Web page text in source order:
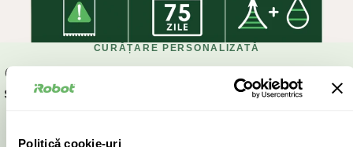
Politică cookie-uri
CURĂȚARE PERSONALIZATĂ
Optați pentru, aspirare, doar ștergere tip mop
sau o curațare completă combinând aspirarea
Alegeți tipul de curățare pe care doriți să îl efectuați. Curățare